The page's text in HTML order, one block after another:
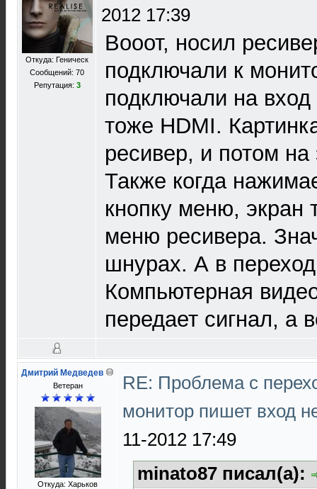
Откуда: Геническ
Сообщений: 70
Репутация: 3
2012 17:39
Вооот, носил
подключали к
подключали на вход
тоже HDMI.
ресивер, и потом
Также когда
кнопку меню, экран
меню ресивера.
шнурах. А в
Компьютерная
передает сигнал, а
Дмитрий Медведев
Ветеран
Откуда: Харьков
RE: Проблема с
монитор пишет вход
11-2012 17:49
minato87 писал(а):